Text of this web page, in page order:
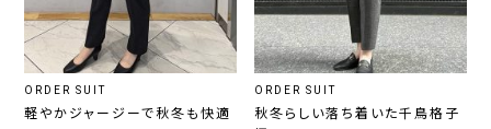
ORDER SUIT
軽やかジャージーで秋冬も快適
ORDER SUIT
秋冬らしい落ち着いた千鳥格子